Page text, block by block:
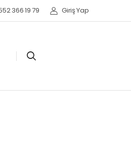
366 19 79 Giriş Yap